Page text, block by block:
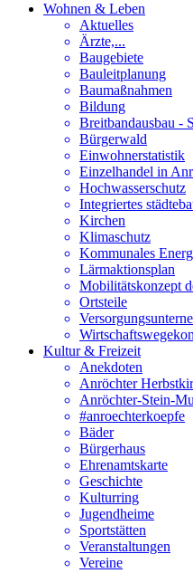
Wohnen & Leben
Aktuelles
Ärzte,...
Baugebiete
Bauleitplanung
Baumaßnahmen
Bildung
Breitbandausbau -
Bürgerwald
Einwohnerstatistik
Einzelhandel in
Hochwasserschutz
Integriertes
Kirchen
Klimaschutz
Kommunales
Lärmaktionsplan
Mobilitätskonzept
Ortsteile
Kultur & Freizeit
Anekdoten
Anröchter
Anröchter-Stein-
#anroechterkoepfe
Bäder
Bürgerhaus
Ehrenamtskarte
Geschichte
Kulturring
Jugendheime
Sportstätten
Veranstaltungen
Vereine